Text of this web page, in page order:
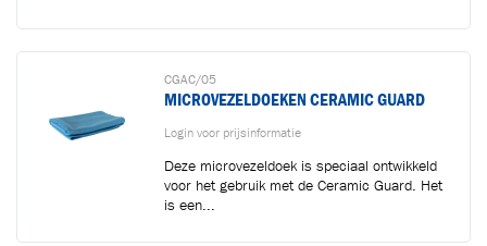
CGAC/05
MICROVEZELDOEKEN CERAMIC GUARD
Login voor prijsinformatie
Deze microvezeldoek is speciaal ontwikkeld
voor het gebruik met de Ceramic Guard. Het
is een...